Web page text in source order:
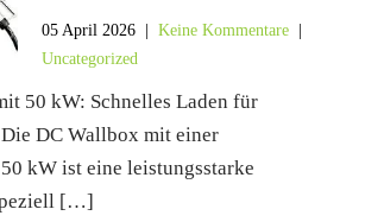
05 April 2026 |Keine Kommentare
Uncategorized
50 kW: Schnelles Laden für
DC Wallbox mit einer
kW ist eine leistungsstarke
[…]